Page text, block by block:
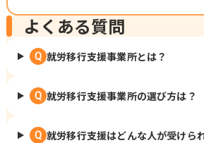
よくある質問
Q 就労移行支援事業所とは？
Q 就労移行支援事業所の選び方は？
Q 就労移行支援はどんな人が受けら